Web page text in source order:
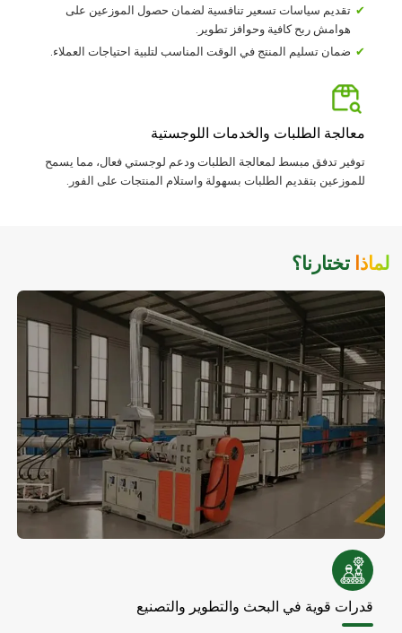
تقديم سياسات تسعير تنافسية لضمان حصول الموزعين على
هوامش ربح كافية وحوافز تطوير.
ضمان تسليم المنتج في الوقت المناسب لتلبية احتياجات العملاء.
معالجة الطلبات والخدمات اللوجستية
توفير تدفق مبسط لمعالجة الطلبات ودعم لوجستي فعال، مما يسمح
للموزعين بتقديم الطلبات بسهولة واستلام المنتجات على الفور.
لماذا تختارنا؟
قدرات قوية في البحث والتطوير والتصنيع